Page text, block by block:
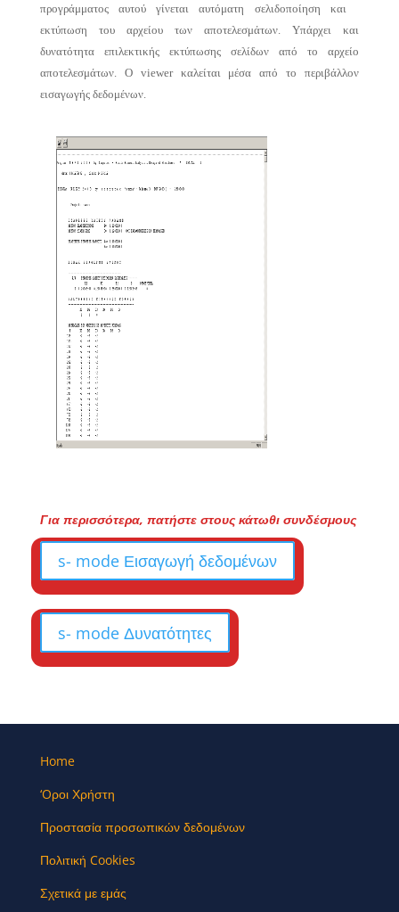
προγράμματος αυτού γίνεται αυτόματη σελιδοποίηση και
εκτύπωση του αρχείου των αποτελεσμάτων. Υπάρχει και
δυνατότητα επιλεκτικής εκτύπωσης σελίδων από το αρχείο
αποτελεσμάτων. Ο viewer καλείται μέσα από το περιβάλλον
εισαγωγής δεδομένων.
Για περισσότερα, πατήστε στους κάτωθι συνδέσμους
s- mode Εισαγωγή δεδομένων
s- mode Δυνατότητες
Home
‘Oροι Χρήστη
Προστασία προσωπικών δεδομένων
Πολιτική Cookies
Σχετικά με εμάς